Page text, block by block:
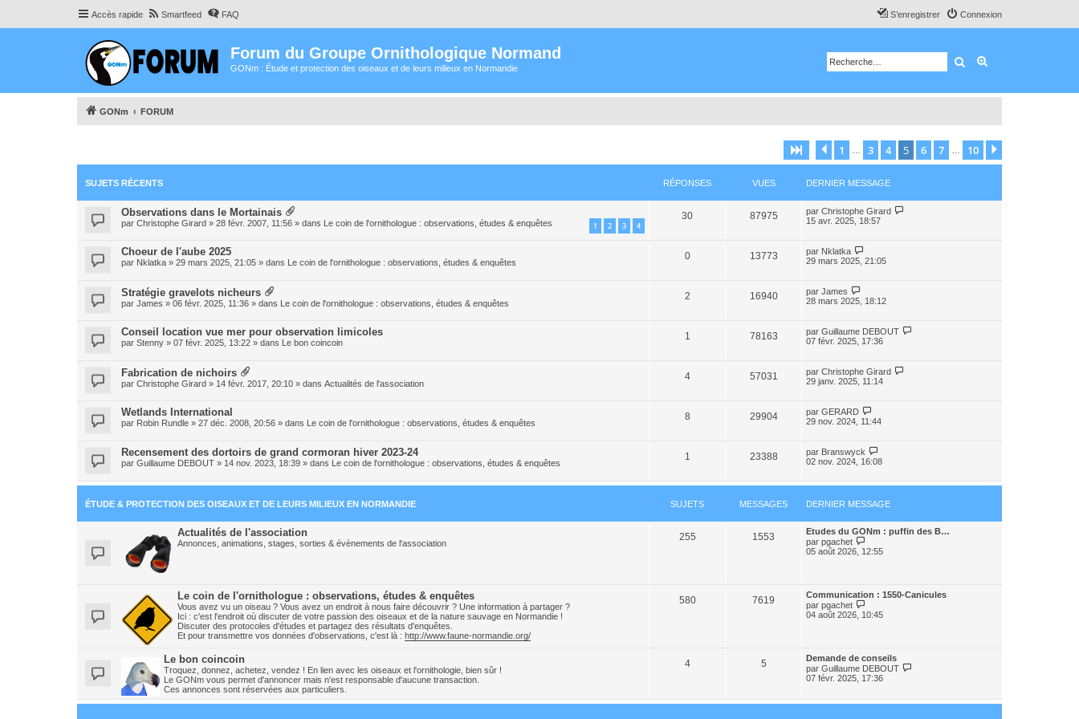
Accès rapide Smartfeed FAQ Connexion
S’enregistrer
Forum du Groupe Ornithologique Normand
GONm : Étude et protection des oiseaux et de leurs milieux en Normandie Rechercher
GONm FORUM
Page sur10
Précédente
1 3 4 5 6 7 10
SUJETS RÉCENTS RÉPONSES VUES DERNIER MESSAGE
Observations dans le Mortainais
1 2 3 4
par Christophe Girard » 28 févr. 2007, 11:56 » dans Le coin de l'ornithologue : observations, études & enquêtes
30 87975 par Christophe Girard
15 avr. 2025, 18:57
Choeur de l'aube 2025
par Nklatka » 29 mars 2025, 21:05 » dans Le coin de l'ornithologue : observations, études & enquêtes
0 13773 par Nklatka
29 mars 2025, 21:05
Stratégie gravelots nicheurs
par James » 06 févr. 2025, 11:36 » dans Le coin de l'ornithologue : observations, études & enquêtes
2 16940 par James
28 mars 2025, 18:12
Conseil location vue mer pour observation limicoles
par Stenny » 07 févr. 2025, 13:22 » dans Le bon coincoin
1 78163 par Guillaume DEBOUT
07 févr. 2025, 17:36
Fabrication de nichoirs
par Christophe Girard » 14 févr. 2017, 20:10 » dans Actualités de l'association
4 57031 par Christophe Girard
29 janv. 2025, 11:14
Wetlands International
par Robin Rundle » 27 déc. 2008, 20:56 » dans Le coin de l'ornithologue : observations, études & enquêtes
8 29904 par GERARD
29 nov. 2024, 11:44
Recensement des dortoirs de grand cormoran hiver 2023-24
par Guillaume DEBOUT » 14 nov. 2023, 18:39 » dans Le coin de l'ornithologue : observations, études & enquêtes
1 23388 par Branswyck
02 nov. 2024, 16:08
ÉTUDE & PROTECTION DES OISEAUX ET DE LEURS MILIEUX EN NORMANDIE SUJETS MESSAGES DERNIER MESSAGE
Actualités de l'association
Annonces, animations, stages, sorties & évènements de l'association
255 1553
Etudes du GONm : puffin des B…
par pgachet
o
d
r
r
m
e
s
a
05 août 2026, 12:55
Le coin de l'ornithologue : observations, études & enquêtes
Vous avez vu un oiseau ? Vous avez un endroit à nous faire découvrir ? Une information à partager ?
Ici : c'est l'endroit où discuter de votre passion des oiseaux et de la nature sauvage en Normandie !
Discuter des protocoles d'études et partagez des résultats d'enquêtes.
Et pour transmettre vos données d'observations, c'est là : http://www.faune-normandie.org/
580 7619
Communication : 1550-Canicules
par pgachet
o
d
e
r
i
04 août 2026, 10:45
Le bon coincoin
Troquez, donnez, achetez, vendez ! En lien avec les oiseaux et l'ornithologie, bien sûr !
Le GONm vous permet d'annoncer mais n'est responsable d'aucune transaction.
Ces annonces sont réservées aux particuliers.
4 5
Demande de conseils
par Guillaume DEBOUT
l
07 févr. 2025, 17:36